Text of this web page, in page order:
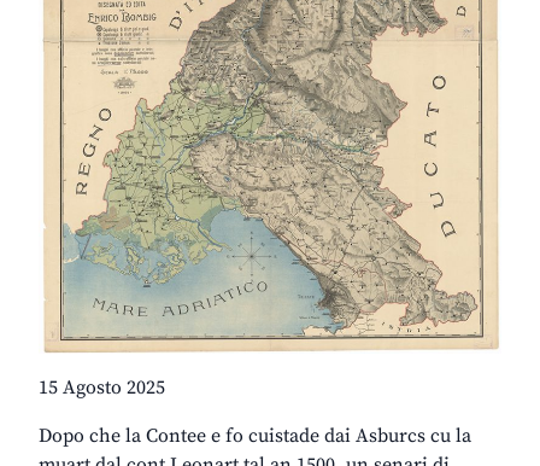
15 Agosto 2025
Dopo che la Contee e fo cuistade dai Asburcs cu la